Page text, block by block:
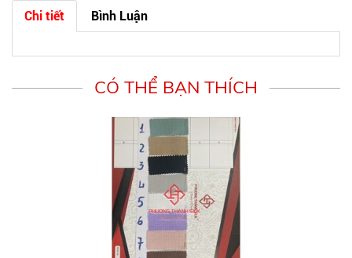
Chi tiết Bình Luận
CÓ THỂ BẠN THÍCH